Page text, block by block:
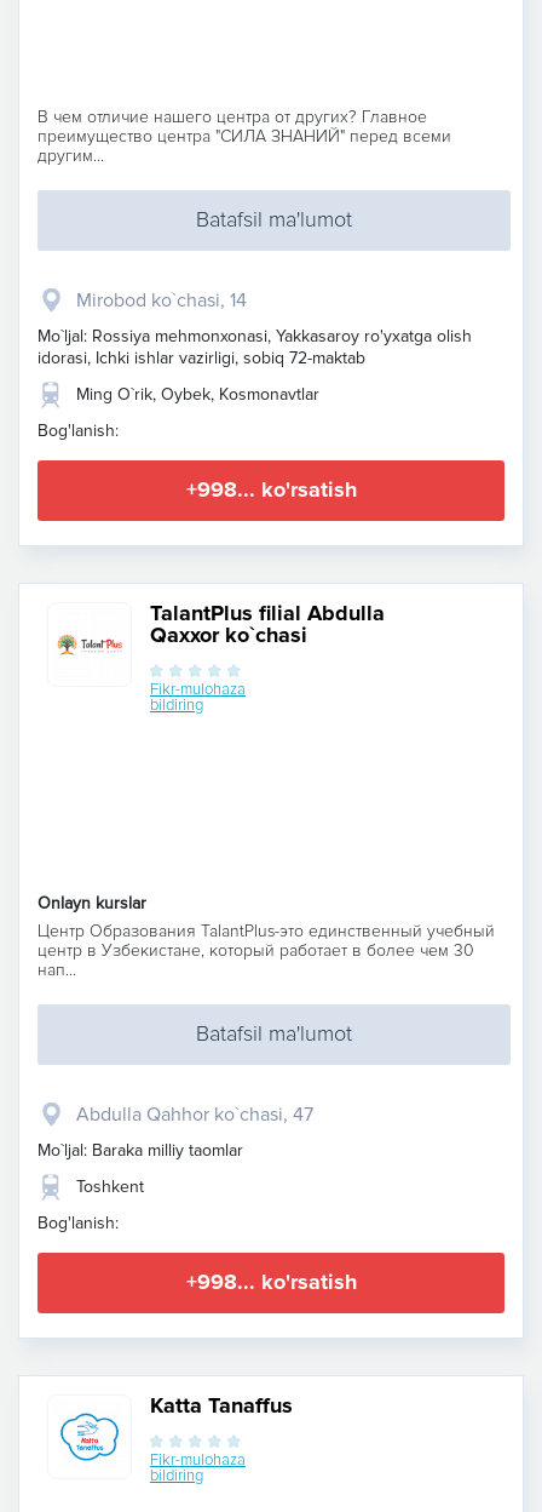
В чем отличие нашего центра от других? Главное
преимущество центра "СИЛА ЗНАНИЙ" перед всеми
другим...
Batafsil ma'lumot
Mirobod ko`chasi, 14
Mo`ljal: Rossiya mehmonxonasi, Yakkasaroy ro'yxatga olish
idorasi, Ichki ishlar vazirligi, sobiq 72-maktab
Ming O`rik, Oybek, Kosmonavtlar
Bog'lanish:
+998... ko'rsatish
TalantPlus filial Abdulla
Qaxxor ko`chasi
Fikr-mulohaza
bildiring
Onlayn kurslar
Центр Образования TalantPlus-это единственный учебный
центр в Узбекистане, который работает в более чем 30
нап...
Batafsil ma'lumot
Abdulla Qahhor ko`chasi, 47
Mo`ljal: Baraka milliy taomlar
Toshkent
Bog'lanish:
+998... ko'rsatish
Katta Tanaffus
Fikr-mulohaza
bildiring